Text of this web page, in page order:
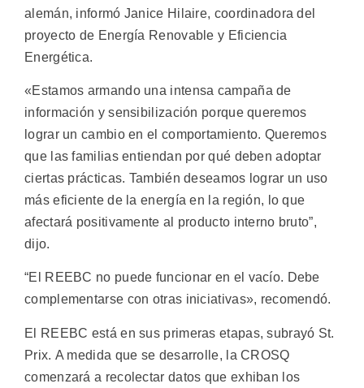
alemán, informó Janice Hilaire, coordinadora del
proyecto de Energía Renovable y Eficiencia
Energética.
«Estamos armando una intensa campaña de
información y sensibilización porque queremos
lograr un cambio en el comportamiento. Queremos
que las familias entiendan por qué deben adoptar
ciertas prácticas. También deseamos lograr un uso
más eficiente de la energía en la región, lo que
afectará positivamente al producto interno bruto”,
dijo.
“El REEBC no puede funcionar en el vacío. Debe
complementarse con otras iniciativas», recomendó.
El REEBC está en sus primeras etapas, subrayó St.
Prix. A medida que se desarrolle, la CROSQ
comenzará a recolectar datos que exhiban los